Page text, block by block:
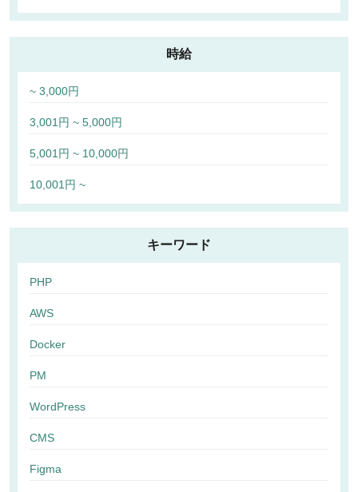
時給
~ 3,000円
3,001円 ~ 5,000円
5,001円 ~ 10,000円
10,001円 ~
キーワード
PHP
AWS
Docker
PM
WordPress
CMS
Figma